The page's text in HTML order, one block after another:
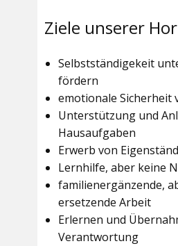
Ziele unserer
Selbstständigekeit
fördern
emotionale Sicherheit
Unterstützung und
Hausaufgaben
Erwerb von
Lernhilfe, aber keine
familienergänzende,
ersetzende Arbeit
Erlernen und
Verantwortung